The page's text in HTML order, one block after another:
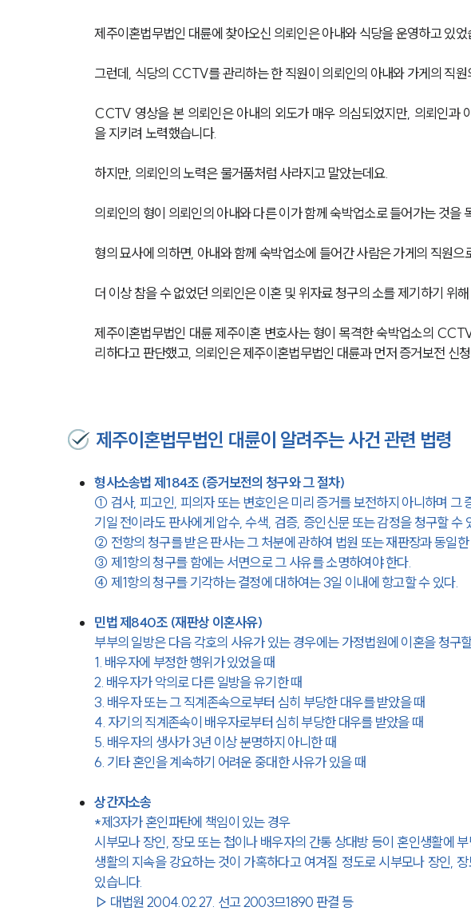
제주이혼법무법인 대륜에 찾아오신 의뢰인은 아내와 식당을 운영하고 있었
그런데, 식당의 CCTV를 관리하는 한 직원이 의뢰인의 아내와 가게의 직
CCTV 영상을 본 의뢰인은 아내의 외도가 매우 의심되었지만, 의뢰인과
을 지키려 노력했습니다.
하지만, 의뢰인의 노력은 물거품처럼 사라지고 말았는데요.
의뢰인의 형이 의뢰인의 아내와 다른 이가 함께 숙박업소로 들어가는 것을
형의 묘사에 의하면, 아내와 함께 숙박업소에 들어간 사람은 가게의 직원으
더 이상 참을 수 없었던 의뢰인은 이혼 및 위자료 청구의 소를 제기하기 위
제주이혼법무법인 대륜 제주이혼 변호사는 형이 목격한 숙박업소의
리하다고 판단했고, 의뢰인은 제주이혼법무법인 대륜과 먼저 증거보전 신
제주이혼법무법인 대륜이 알려주는 사건 관련 법령
형사소송법 제184조 (증거보전의 청구와 그 절차)
① 검사, 피고인, 피의자 또는 변호인은 미리 증거를 보전하지 아니하며 그
기일 전이라도 판사에게 압수, 수색, 검증, 증인신문 또는 감정을 청구할 수
② 전항의 청구를 받은 판사는 그 처분에 관하여 법원 또는 재판장과 동일한
③ 제1항의 청구를 함에는 서면으로 그 사유를 소명하여야 한다.
④ 제1항의 청구를 기각하는 결정에 대하여는 3일 이내에 항고할 수 있다.
민법 제840조 (재판상 이혼사유)
부부의 일방은 다음 각호의 사유가 있는 경우에는 가정법원에 이혼을 청구
1. 배우자에 부정한 행위가 있었을 때
2. 배우자가 악의로 다른 일방을 유기한 때
3. 배우자 또는 그 직계존속으로부터 심히 부당한 대우를 받았을 때
4. 자기의 직계존속이 배우자로부터 심히 부당한 대우를 받았을 때
5. 배우자의 생사가 3년 이상 분명하지 아니한 때
6. 기타 혼인을 계속하기 어려운 중대한 사유가 있을 때
상간자소송
*제3자가 혼인파탄에 책임이 있는 경우
시부모나 장인, 장모 또는 첩이나 배우자의 간통 상대방 등이 혼인생활에
생활의 지속을 강요하는 것이 가혹하다고 여겨질 정도로 시부모나 장인,
있습니다.
▷ 대법원 2004.02.27. 선고 2003므1890 판결 등